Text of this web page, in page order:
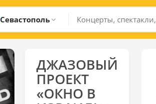
Севастополь
ДЖАЗОВЫЙ
ПРОЕКТ
«ОКНО В